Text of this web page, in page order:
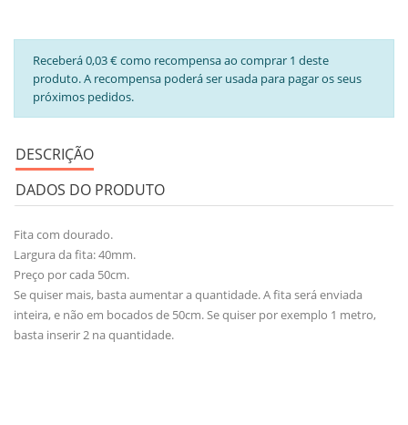
Receberá 0,03 € como recompensa ao comprar 1 deste
produto. A recompensa poderá ser usada para pagar os seus
próximos pedidos.
DESCRIÇÃO
DADOS DO PRODUTO
Fita com dourado.
Largura da fita: 40mm.
Preço por cada 50cm.
Se quiser mais, basta aumentar a quantidade. A fita será enviada
inteira, e não em bocados de 50cm. Se quiser por exemplo 1 metro,
basta inserir 2 na quantidade.